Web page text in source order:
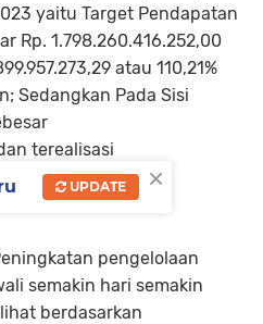
yaitu Target Pendapatan
Rp. 1.798.260.416.252,00
atau 110,21%
Sedangkan Pada Sisi
terealisasi
94% dari yang
pengelolaan
semakin hari semakin
berdasarkan
×
UPDATE